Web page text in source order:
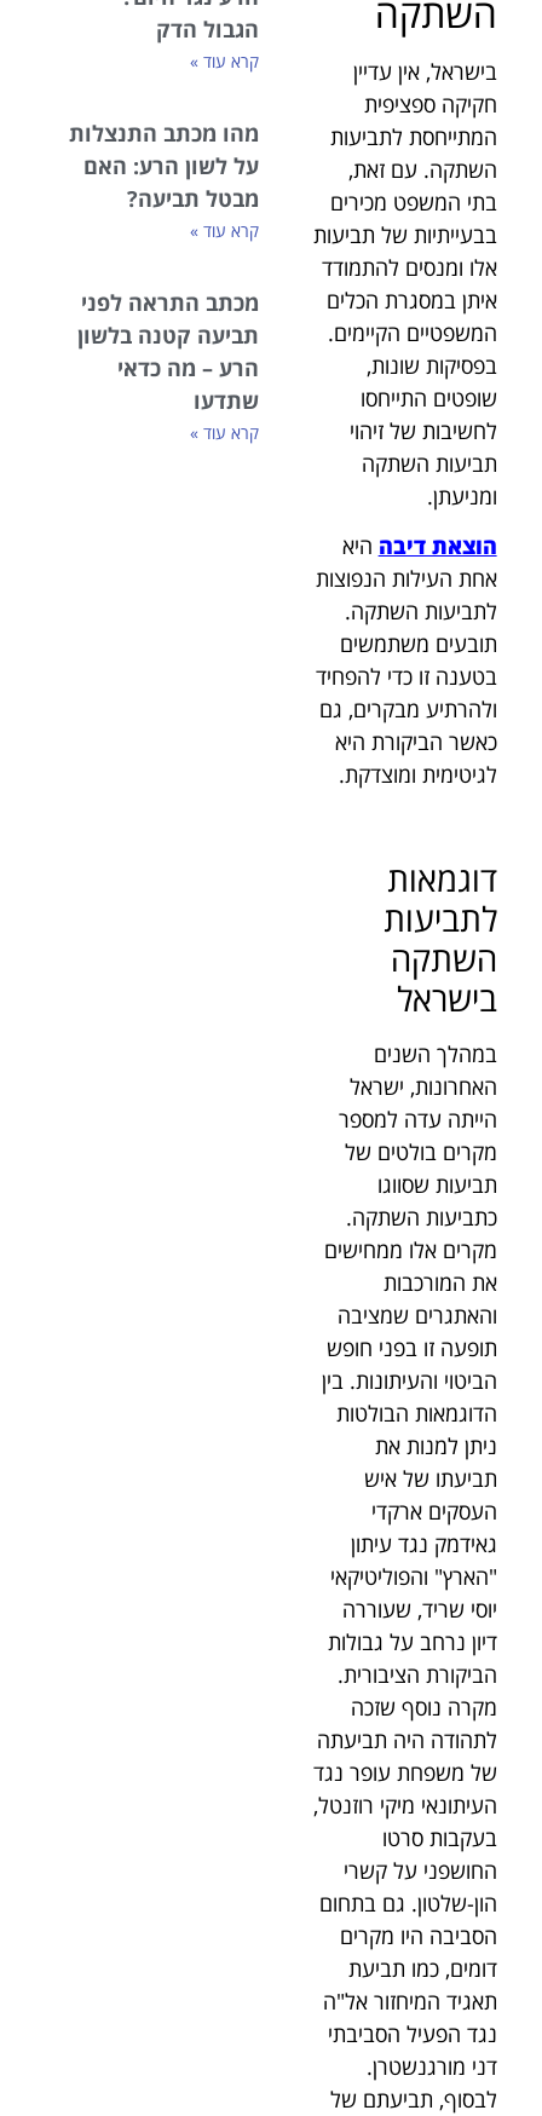
השתקה
בישראל, אין עדיין
חקיקה ספציפית
המתייחסת לתביעות
השתקה. עם זאת,
בתי המשפט מכירים
בבעייתיות של תביעות
אלו ומנסים להתמודד
איתן במסגרת הכלים
המשפטיים הקיימים.
בפסיקות שונות,
שופטים התייחסו
לחשיבות של זיהוי
תביעות השתקה
ומניעתן.
הוצאת דיבה היא
אחת העילות הנפוצות
לתביעות השתקה.
תובעים משתמשים
בטענה זו כדי להפחיד
ולהרתיע מבקרים, גם
כאשר הביקורת היא
לגיטימית ומוצדקת.
דוגמאות
לתביעות
השתקה
בישראל
במהלך השנים
האחרונות, ישראל
הייתה עדה למספר
מקרים בולטים של
תביעות שסווגו
כתביעות השתקה.
מקרים אלו ממחישים
את המורכבות
והאתגרים שמציבה
תופעה זו בפני חופש
הביטוי והעיתונות. בין
הדוגמאות הבולטות
ניתן למנות את
תביעתו של איש
העסקים ארקדי
גאידמק נגד עיתון
"הארץ" והפוליטיקאי
יוסי שריד, שעוררה
דיון נרחב על גבולות
הביקורת הציבורית.
מקרה נוסף שזכה
לתהודה היה תביעתה
של משפחת עופר נגד
העיתונאי מיקי רוזנטל,
בעקבות סרטו
החושפני על קשרי
הון-שלטון. גם בתחום
הסביבה היו מקרים
דומים, כמו תביעת
תאגיד המיחזור אל"ה
נגד הפעיל הסביבתי
דני מורגנשטרן.
לבסוף, תביעתם של
הגבול הדק
קרא עוד »
מהו מכתב התנצלות
על לשון הרע: האם
מבטל תביעה?
קרא עוד »
מכתב התראה לפני
תביעה קטנה בלשון
הרע – מה כדאי
שתדעו
קרא עוד »